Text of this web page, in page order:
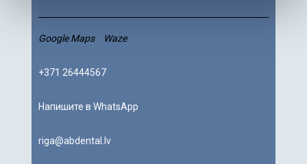
Google Maps Waze
+371 26444567
Напишите в WhatsApp
riga@abdental.lv